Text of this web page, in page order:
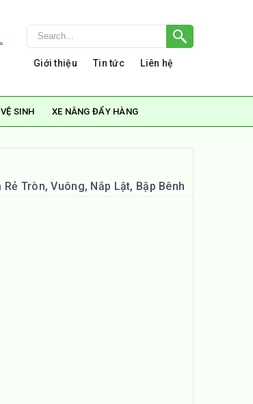
Giới thiệu Tin tức Liên hệ
SINH XE NÂNG ĐẨY HÀNG
Tròn, Vuông, Nắp Lật, Bập Bênh